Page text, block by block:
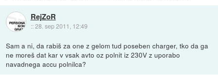
RejZoR
::28. sep 2011, 12:49
Sam a ni, da rabiš za one z gelom tud poseben charger, tko da ga
ne moreš dat kar v vsak avto oz polnit iz 230V z uporabo
navadnega accu polnilca?